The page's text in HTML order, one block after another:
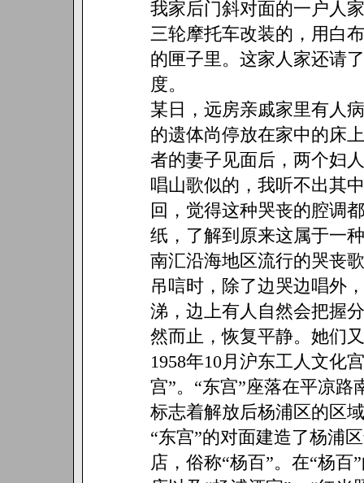
我家后门斜对面的一户人
三轮摩托车改装的，用白
的匣子里。这家人家还请
度。
某日，远房亲戚家里有人
的遗体尚停放在家中的床
者的妻子见面后，两个妇
唱山歌似的，我听不出其
回，觉得这种哭丧的腔调
纸，了解到原来这属于一
南汇沿海地区流行的哭丧
吊唁时，除了边哭边唱外
涕，边上有人自然会把握
然而止，恢复平静。她们
1958年10月沪东工人文化
宫”。“东宫”座落在平凉
标志着解放后杨浦区的区
“东宫”的对面建造了杨浦
店，俗称“杨百”。在“杨